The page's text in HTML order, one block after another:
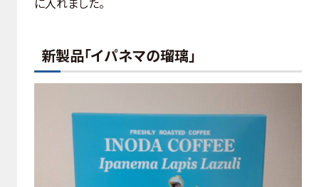
新製品「イパネマの瑠璃」